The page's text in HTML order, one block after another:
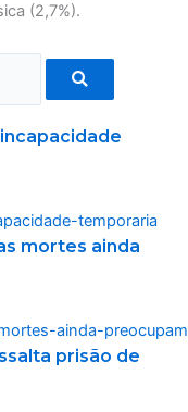
(2,7%).
mortes ainda
prisão de